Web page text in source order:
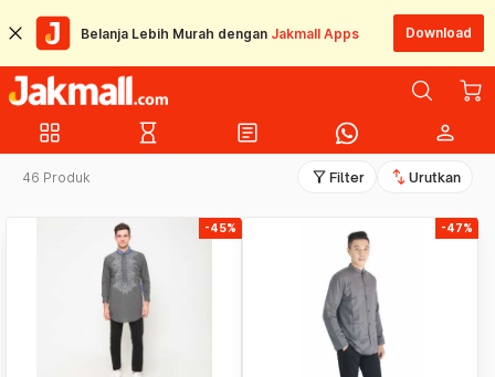
Belanja Lebih Murah dengan Jakmall Apps Download
grid_view hourglass_empty article person
46 Produk filter_alt Filter swap_vert Urutkan
-45% -47%